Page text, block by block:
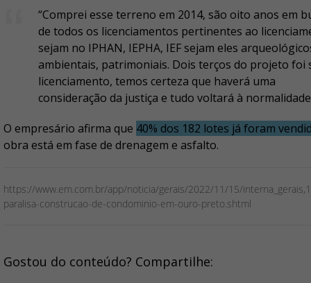
“Comprei esse terreno em 2014, são oito anos em
de todos os licenciamentos pertinentes ao
sejam no IPHAN, IEPHA, IEF sejam eles
ambientais, patrimoniais. Dois terços do projeto foi
licenciamento, temos certeza que haverá uma
consideração da justiça e tudo voltará à
O empresário afirma que 40% dos 182 lotes já foram
obra está em fase de drenagem e asfalto.
https://www.em.com.br/app/noticia/gerais/2022/11/15/
paralisa-construcao-de-condominio-em-ouro-preto.shtml
Gostou do conteúdo? Compartilhe: